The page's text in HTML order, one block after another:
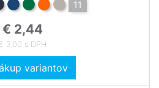
11
€ 2,44
3,00 s DPH
variantov